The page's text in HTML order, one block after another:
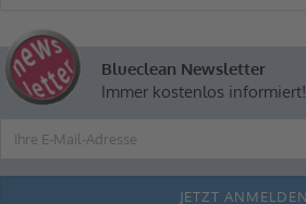
Blueclean Newsletter
Immer kostenlos informiert!